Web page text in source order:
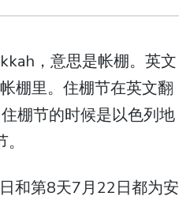
，意思是帐棚。英文
棚里。住棚节在英文翻
棚节的时候是以色列地
和第8天7月22日都为安